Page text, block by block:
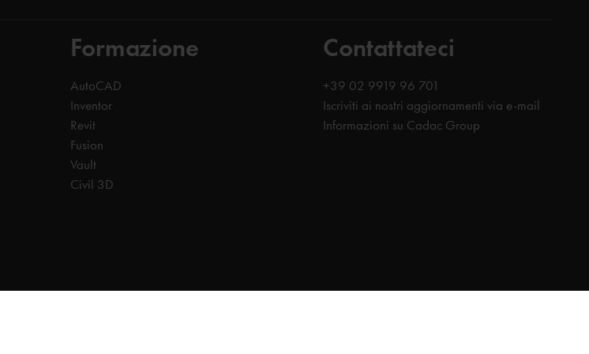
Formazione
AutoCAD
Inventor
Revit
Fusion
Vault
Civil 3D
Contattateci
+39 02 9919 96 701
Iscriviti ai nostri aggiornamenti via e-mail
Informazioni su Cadac Group